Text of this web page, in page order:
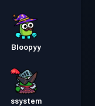
Bloopyy
ssystem